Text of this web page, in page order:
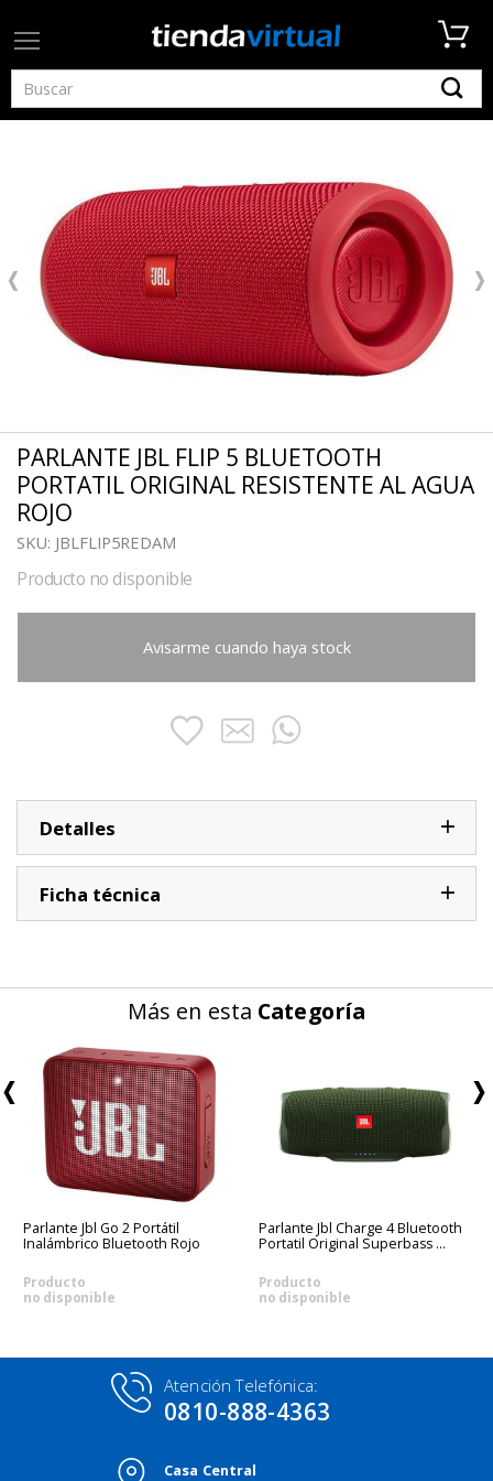
PARLANTE JBL FLIP 5 BLUETOOTH
PORTATIL ORIGINAL RESISTENTE AL AGUA
ROJO
SKU: JBLFLIP5REDAM
Producto no disponible
Avisarme cuando haya stock
Detalles
Ficha técnica
Más en esta Categoría
Parlante Jbl Go 2 Portátil
Inalámbrico Bluetooth Rojo
Producto
no disponible
Parlante Jbl Charge 4 Bluetooth
Portatil Original Superbass ...
Producto
no disponible
Atención Telefónica:
0810-888-4363
Casa Central